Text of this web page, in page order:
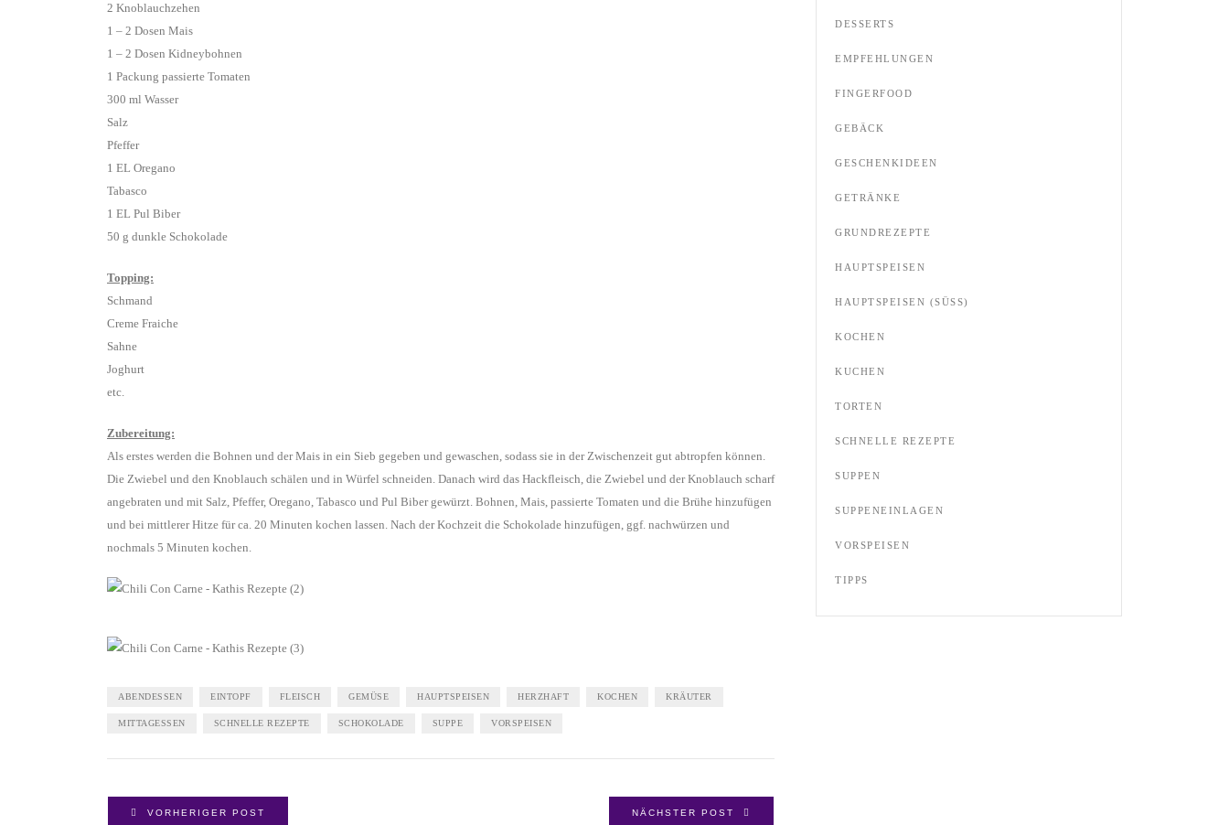
2 Knoblauchzehen
1 – 2 Dosen Mais
1 – 2 Dosen Kidneybohnen
1 Packung passierte Tomaten
300 ml Wasser
Salz
Pfeffer
1 EL Oregano
Tabasco
1 EL Pul Biber
50 g dunkle Schokolade
Topping:
Schmand
Creme Fraiche
Sahne
Joghurt
etc.
Zubereitung:
Als erstes werden die Bohnen und der Mais in ein Sieb gegeben und gewaschen, sodass sie in der Zwischenzeit gut abtropfen können.
Die Zwiebel und den Knoblauch schälen und in Würfel schneiden. Danach wird das Hackfleisch, die Zwiebel und der Knoblauch scharf
angebraten und mit Salz, Pfeffer, Oregano, Tabasco und Pul Biber gewürzt. Bohnen, Mais, passierte Tomaten und die Brühe hinzufügen
und bei mittlerer Hitze für ca. 20 Minuten kochen lassen. Nach der Kochzeit die Schokolade hinzufügen, ggf. nachwürzen und
nochmals 5 Minuten kochen.
ABENDESSEN EINTOPF FLEISCH GEMÜSE HAUPTSPEISEN HERZHAFT KOCHEN KRÄUTER
MITTAGESSEN SCHNELLE REZEPTE SCHOKOLADE SUPPE VORSPEISEN
VORHERIGER POST NÄCHSTER POST
DESSERTS
EMPFEHLUNGEN
FINGERFOOD
GEBÄCK
GESCHENKIDEEN
GETRÄNKE
GRUNDREZEPTE
HAUPTSPEISEN
HAUPTSPEISEN (SÜSS)
KOCHEN
KUCHEN
TORTEN
SCHNELLE REZEPTE
SUPPEN
SUPPENEINLAGEN
VORSPEISEN
TIPPS